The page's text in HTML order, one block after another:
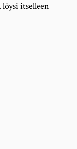
itselleen